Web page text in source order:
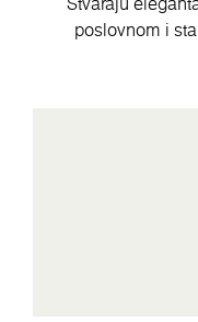
poslovnom i